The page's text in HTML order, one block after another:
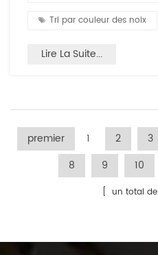
Tri par couleur des noix
Lire La Suite...
premier 1 2 3
8
9 10
[ un total de